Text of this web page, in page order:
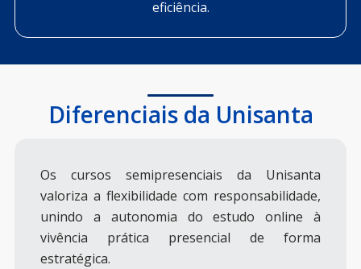
eficiência.
Diferenciais da Unisanta
Os cursos semipresenciais da Unisanta
valoriza a flexibilidade com responsabilidade,
unindo a autonomia do estudo online à
vivência prática presencial de forma
estratégica.